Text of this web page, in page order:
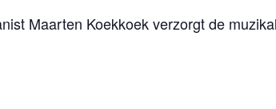
Maarten Koekkoek verzorgt de